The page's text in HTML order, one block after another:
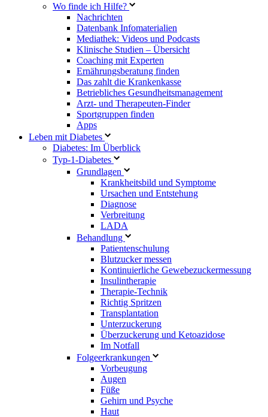
Wo finde ich Hilfe?
Nachrichten
Datenbank Infomaterialien
Mediathek: Videos und Podcasts
Klinische Studien – Übersicht
Coaching mit Experten
Ernährungsberatung finden
Das zahlt die Krankenkasse
Betriebliches Gesundheitsmanagement
Arzt- und Therapeuten-Finder
Sportgruppen finden
Apps
Leben mit Diabetes
Diabetes: Im Überblick
Typ-1-Diabetes
Grundlagen
Krankheitsbild und Symptome
Ursachen und Entstehung
Diagnose
Verbreitung
LADA
Behandlung
Patientenschulung
Blutzucker messen
Kontinuierliche Gewebezuckermessung
Insulintherapie
Therapie-Technik
Richtig Spritzen
Transplantation
Unterzuckerung
Überzuckerung und Ketoazidose
Im Notfall
Folgeerkrankungen
Vorbeugung
Augen
Füße
Gehirn und Psyche
Haut